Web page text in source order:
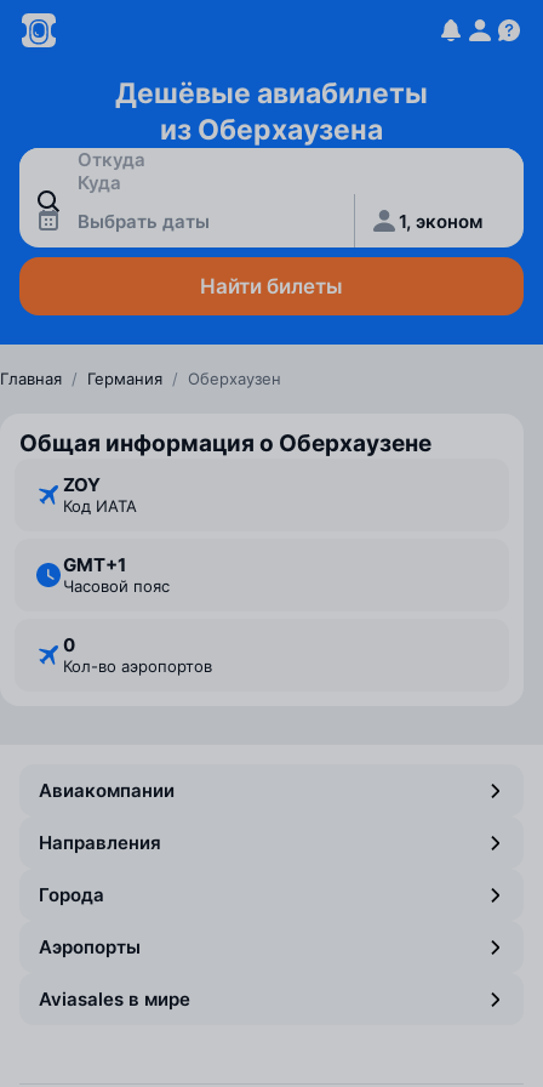
Дешёвые авиабилеты
из Оберхаузена
Выбрать даты 1, эконом
Найти билеты
Главная / Германия / Оберхаузен
Общая информация о Оберхаузене
ZOY
Код ИАТА
GMT+1
Часовой пояс
0
Кол-во аэропортов
Авиакомпании
Направления
Города
Аэропорты
Aviasales в мире